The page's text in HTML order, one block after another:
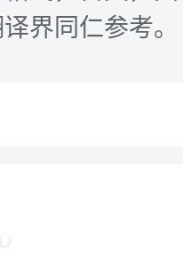
界同仁参考。